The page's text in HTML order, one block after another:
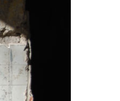
PHARES DE